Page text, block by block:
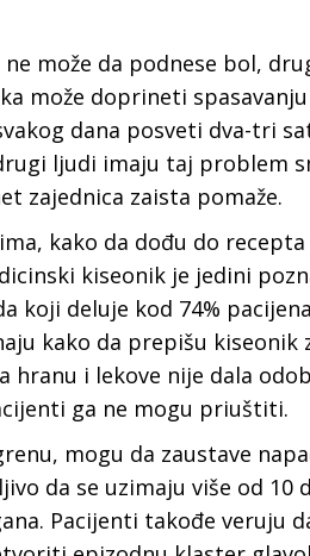
ne može da podnese bol,
može doprineti
dana posveti dva-tri
ljudi imaju taj problem
zajednica zaista pomaže.
kako da dođu do
kiseonik je jedini
koji deluje kod 74%
kako da prepišu kiseonik
hranu i lekove nije dala
ga ne mogu priuštiti.
mogu da zaustave
da se uzimaju više od 10
Pacijenti takođe veruju